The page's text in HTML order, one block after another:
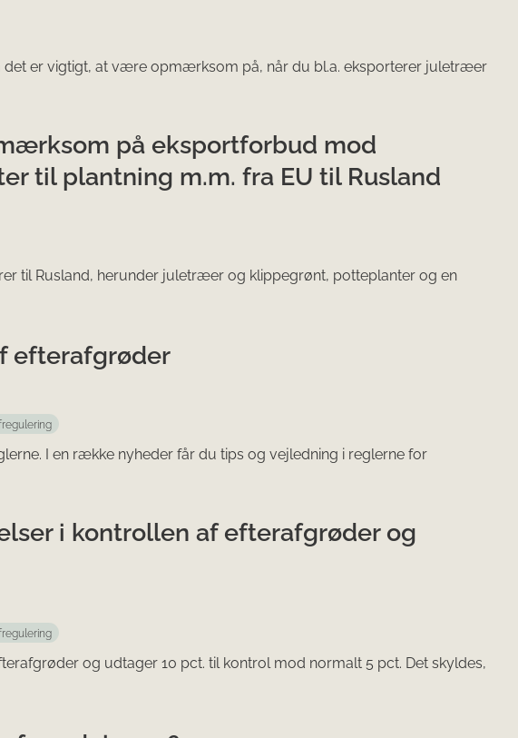
er vigtigt, at være opmærksom på, når du bl.a. eksporterer juletræer
på eksportforbud mod
til plantning m.m. fra EU til Rusland
til Rusland, herunder juletræer og klippegrønt, potteplanter og en
efterafgrøder
I en række nyheder får du tips og vejledning i reglerne for
i kontrollen af efterafgrøder og
og udtager 10 pct. til kontrol mod normalt 5 pct. Det skyldes,